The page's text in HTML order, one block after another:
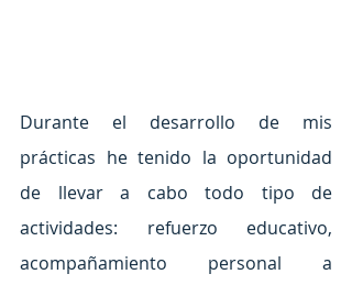
Durante el desarrollo de mis
prácticas he tenido la oportunidad
de llevar a cabo todo tipo de
actividades: refuerzo educativo,
acompañamiento personal a